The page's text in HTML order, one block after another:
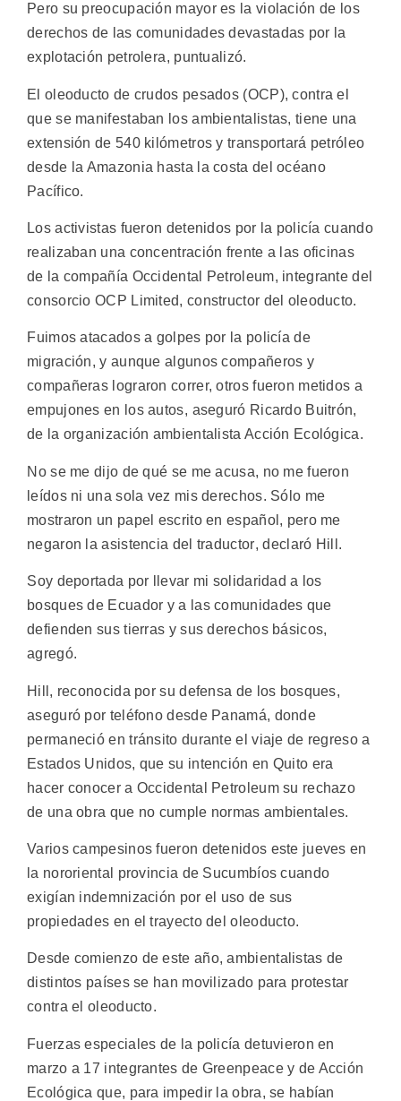
Pero su preocupación mayor es la violación de los
derechos de las comunidades devastadas por la
explotación petrolera, puntualizó.
El oleoducto de crudos pesados (OCP), contra el
que se manifestaban los ambientalistas, tiene una
extensión de 540 kilómetros y transportará petróleo
desde la Amazonia hasta la costa del océano
Pacífico.
Los activistas fueron detenidos por la policía cuando
realizaban una concentración frente a las oficinas
de la compañía Occidental Petroleum, integrante del
consorcio OCP Limited, constructor del oleoducto.
Fuimos atacados a golpes por la policía de
migración, y aunque algunos compañeros y
compañeras lograron correr, otros fueron metidos a
empujones en los autos, aseguró Ricardo Buitrón,
de la organización ambientalista Acción Ecológica.
No se me dijo de qué se me acusa, no me fueron
leídos ni una sola vez mis derechos. Sólo me
mostraron un papel escrito en español, pero me
negaron la asistencia del traductor, declaró Hill.
Soy deportada por llevar mi solidaridad a los
bosques de Ecuador y a las comunidades que
defienden sus tierras y sus derechos básicos,
agregó.
Hill, reconocida por su defensa de los bosques,
aseguró por teléfono desde Panamá, donde
permaneció en tránsito durante el viaje de regreso a
Estados Unidos, que su intención en Quito era
hacer conocer a Occidental Petroleum su rechazo
de una obra que no cumple normas ambientales.
Varios campesinos fueron detenidos este jueves en
la nororiental provincia de Sucumbíos cuando
exigían indemnización por el uso de sus
propiedades en el trayecto del oleoducto.
Desde comienzo de este año, ambientalistas de
distintos países se han movilizado para protestar
contra el oleoducto.
Fuerzas especiales de la policía detuvieron en
marzo a 17 integrantes de Greenpeace y de Acción
Ecológica que, para impedir la obra, se habían